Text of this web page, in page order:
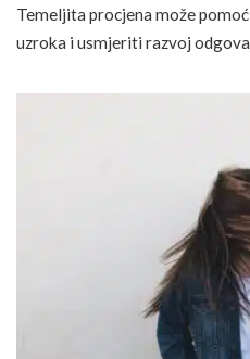
Temeljita procjena može
uzroka i usmjeriti razvoj